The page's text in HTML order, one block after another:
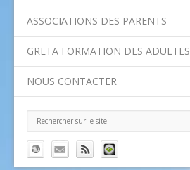
ASSOCIATIONS DES PARENTS
GRETA FORMATION DES ADULTES
NOUS CONTACTER